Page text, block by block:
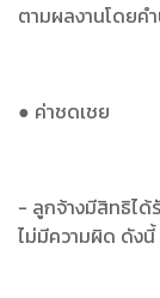
ตามผลงานโดยค
● ค่าชดเชย
- ลูกจ้างมีสิทธิได้
ไม่มีความผิด ดังนี้